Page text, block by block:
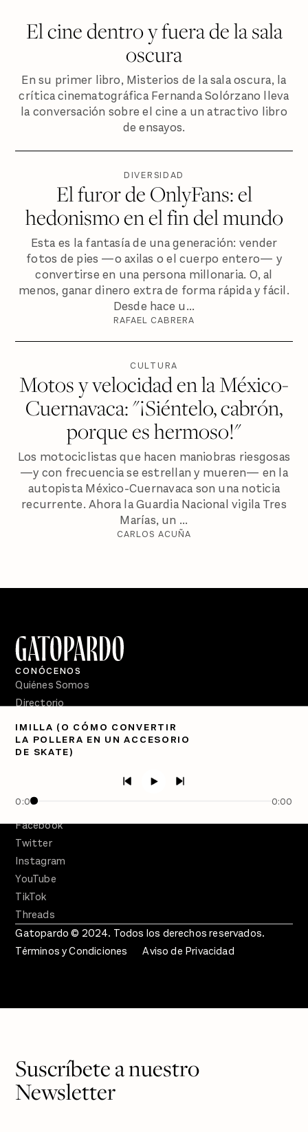
El cine dentro y fuera de la sala
oscura
En su primer libro, Misterios de la sala oscura, la
crítica cinematográfica Fernanda Solórzano lleva
la conversación sobre el cine a un atractivo libro
de ensayos.
DIVERSIDAD
El furor de OnlyFans: el
hedonismo en el fin del mundo
Esta es la fantasía de una generación: vender
fotos de pies —o axilas o el cuerpo entero— y
convertirse en una persona millonaria. O, al
menos, ganar dinero extra de forma rápida y fácil.
Desde hace u...
RAFAEL CABRERA
CULTURA
Motos y velocidad en la México-
Cuernavaca: "¡Siéntelo, cabrón,
porque es hermoso!"
Los motociclistas que hacen maniobras riesgosas
—y con frecuencia se estrellan y mueren— en la
autopista México-Cuernavaca son una noticia
recurrente. Ahora la Guardia Nacional vigila Tres
Marías, un ...
CARLOS ACUÑA
IMILLA (O CÓMO CONVERTIR
LA POLLERA EN UN ACCESORIO
DE SKATE)
0:00 0:00
CONÓCENOS
Quiénes Somos
Directorio
PÓDCASTS
Semanario Gatopardo
Facebook
Twitter
Instagram
YouTube
TikTok
Threads
Gatopardo © 2024. Todos los derechos reservados.
Términos y Condiciones
Aviso de Privacidad
Suscríbete a nuestro
Newsletter